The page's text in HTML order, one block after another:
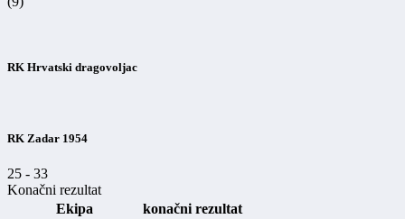
RK Hrvatski dragovoljac
RK Zadar 1954
25 - 33
Konačni rezultat
Ekipa
konačni rezultat